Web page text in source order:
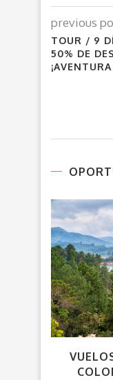
previous
TOUR / 9
50% DE